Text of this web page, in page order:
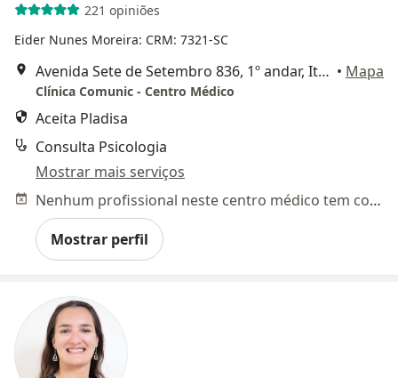
221 opiniões
Eider Nunes Moreira: CRM: 7321-SC
Avenida Sete de Setembro 836, 1º andar, Itajaí • Mapa
Clínica Comunic - Centro Médico
Aceita Pladisa
Consulta Psicologia
Mostrar mais serviços
Nenhum profissional neste centro médico tem consultas disponíveis
Mostrar perfil